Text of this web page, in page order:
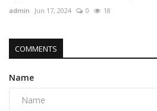
admin Jun 17, 2024 0 18
COMMENTS
Name